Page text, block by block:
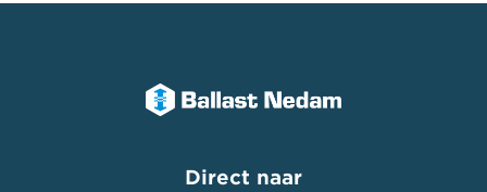
Direct naar